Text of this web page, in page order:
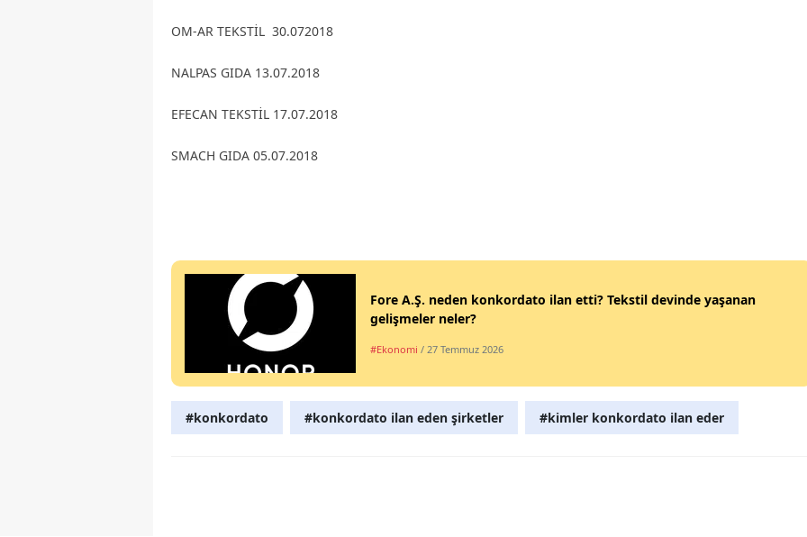
Kırıkkale
Batman
OM-AR TEKSTİL 30.072018
NALPAS GIDA 13.07.2018
EFECAN TEKSTİL 17.07.2018
SMACH GIDA 05.07.2018
Fore A.Ş. neden konkordato ilan etti? Tekstil devinde yaşanan
gelişmeler neler?
#Ekonomi / 27 Temmuz 2026
#konkordato #konkordato ilan eden şirketler #kimler konkordato ilan eder